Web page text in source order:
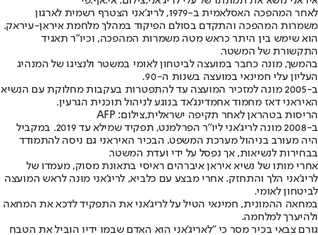
לאחר המהפכה האסלאמית ב-1979, לריג'אני הצטרף רשמית לארגון
משמרות המהפכה והתקדם בסולם הפיקוד במהלך מלחמת איראן-עיראק.
הוא שימש בין היתר כראש מטה משמרות המהפכה, וכיו"ר תאגיד
התקשורת של המשטר.
בהמשך, מונה כחבר במועצה לביטחון לאומי במשטר ולנציגו של המנהיג
העליון עלי חמינאי במועצה בשנות ה-90.
ב-2005 מונה למזכיר המועצה עד להתפטרות בעקבות מחלוקת עם הנשיא
האיראני דאז מחמוד אחמדינג'אד בנוגע לניהול תוכנית הגרעין.
הריסות בטהראן לאחר תקיפה ישראלית,צילום: AFP
ב-2008 מונה לריג'אני ליו"ר הפרלמנט, תפקיד שמילא עד 2019. במקביל
היה מעורב בניהול מערכת המשפט. הבכיר האיראני גם ניסה להתמודד
בבחירות לנשיאות, אך נפסל על ידי ועדת המשטר.
אחרי מותו של נשיא איראן איברהים ראיסי בתאונת מסוק, מעמדו של
לריג'אני הלך והתחזק. אחרי מבצע עם כלביא, לריג'אני מונה לראש המועצה
לביטחון לאומי.
במחאה ההמונית, חמינאי הטיל על לריג'אני את התפקיד לדכא את המחאה
ולהיערך למלחמה.
גורם צבאי בכיר מסר כי ״לאריג'אני הוא האדם שבמו ידיו הוביל את הטבח